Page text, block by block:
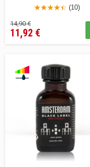
(10)
Prezzo
base
14,90 €Prezzo
11,92 €